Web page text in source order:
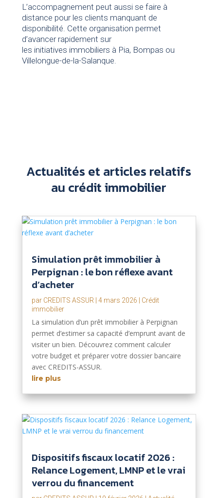
L’accompagnement peut aussi se faire à
distance pour les clients manquant de
disponibilité. Cette organisation permet
d’avancer rapidement sur
les initiatives immobiliers à Pia, Bompas ou
Villelongue-de-la-Salanque.
Actualités et articles relatifs
au crédit immobilier
Simulation prêt immobilier à
Perpignan : le bon réflexe avant
d’acheter
par CREDITS ASSUR 4 mars 2026
Crédit
immobilier
La simulation d’un prêt immobilier à Perpignan
permet d’estimer sa capacité d’emprunt avant de
visiter un bien. Découvrez comment calculer
votre budget et préparer votre dossier bancaire
avec CREDITS-ASSUR.
lire plus
Dispositifs fiscaux locatif 2026 :
Relance Logement, LMNP et le vrai
verrou du financement